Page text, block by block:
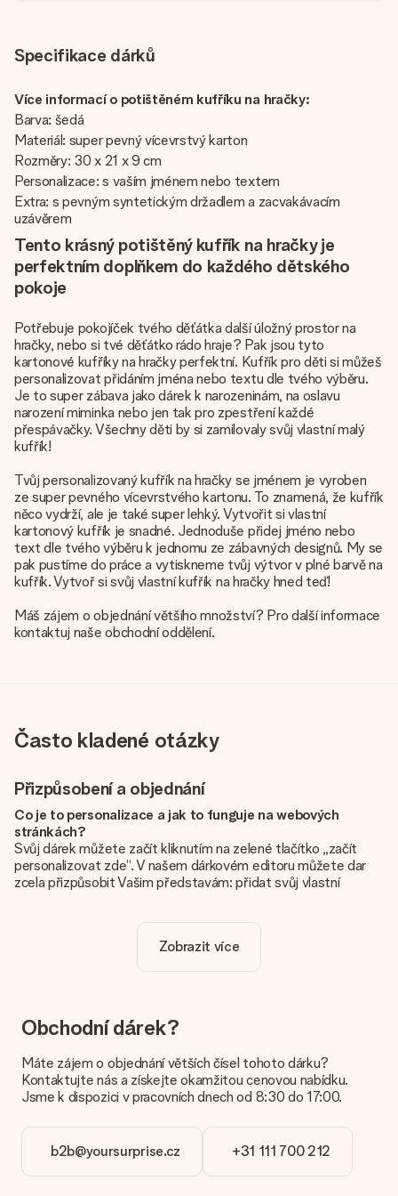
Specifikace dárků
Více informací o potištěném kufříku na hračky:
Barva: šedá
Materiál: super pevný vícevrstvý karton
Rozměry: 30 x 21 x 9 cm
Personalizace: s vaším jménem nebo textem
Extra: s pevným syntetickým držadlem a zacvakávacím
uzávěrem
Tento krásný potištěný kufřík na hračky je
perfektním doplňkem do každého dětského
pokoje
Potřebuje pokojíček tvého děťátka další úložný prostor na
hračky, nebo si tvé děťátko rádo hraje? Pak jsou tyto
kartonové kufříky na hračky perfektní. Kufřík pro děti si můžeš
personalizovat přidáním jména nebo textu dle tvého výběru.
Je to super zábava jako dárek k narozeninám, na oslavu
narození miminka nebo jen tak pro zpestření každé
přespávačky. Všechny děti by si zamilovaly svůj vlastní malý
kufřík!
Tvůj personalizovaný kufřík na hračky se jménem je vyroben
ze super pevného vícevrstvého kartonu. To znamená, že kufřík
něco vydrží, ale je také super lehký. Vytvořit si vlastní
kartonový kufřík je snadné. Jednoduše přidej jméno nebo
text dle tvého výběru k jednomu ze zábavných designů. My se
pak pustíme do práce a vytiskneme tvůj výtvor v plné barvě na
kufřík. Vytvoř si svůj vlastní kufřík na hračky hned teď!
Máš zájem o objednání většího množství? Pro další informace
kontaktuj naše obchodní oddělení.
Často kladené otázky
Přizpůsobení a objednání
Co je to personalizace a jak to funguje na webových
stránkách?
Svůj dárek můžete začít kliknutím na zelené tlačítko „začít
personalizovat zde“. V našem dárkovém editoru můžete dar
zcela přizpůsobit Vašim představám: přidat svůj vlastní
Je personalizace zahrnuta v ceně?
Jak zjistím, zda má moje fotografie správnou kvalitu?
spokojeni. Proto je důležité používat vysoce kvalitní
fotografie. Pokud si nejste jisti kvalitou snímku, kontaktujte
náš zákaznický servis a přiložte fotografii spolu s dárkem,
za vás!
Jaké formáty mohu nahrát?
Zobrazit více
Obchodní dárek?
Máte zájem o objednání větších čísel tohoto dárku?
Kontaktujte nás a získejte okamžitou cenovou nabídku.
Jsme k dispozici v pracovních dnech od 8:30 do 17:00.
b2b@yoursurprise.cz +31 111 700 212